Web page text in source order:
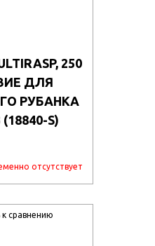
250
ДЛЯ
РУБАНКА
S)
отсутствует
сравнению